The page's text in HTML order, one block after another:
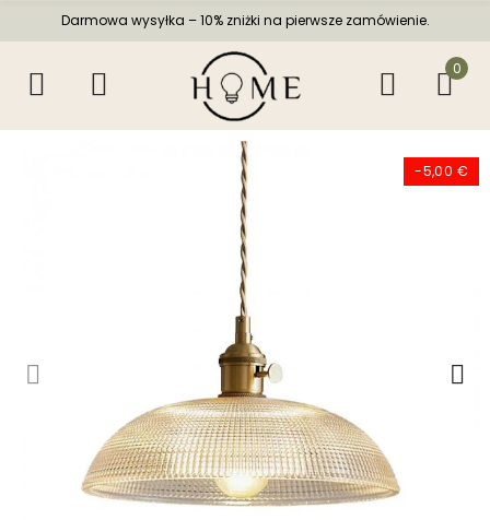
Darmowa wysyłka – 10% zniżki na pierwsze zamówienie.
0
-5,00 €